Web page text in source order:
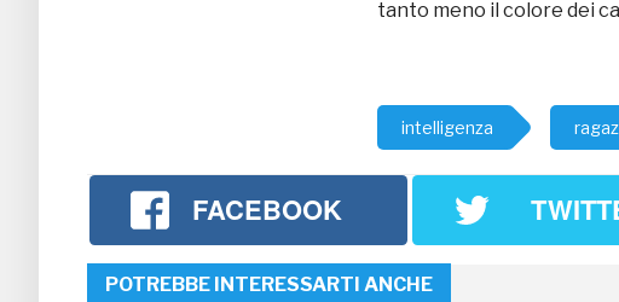
tanto meno il colore dei
intelligenza
FACEBOOK
POTREBBE INTERESSARTI ANCHE